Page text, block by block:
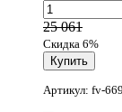
25 061
Скидка 6%
Артикул: fv-